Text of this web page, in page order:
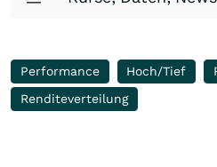
Performance Hoch/Tief
Renditeverteilung